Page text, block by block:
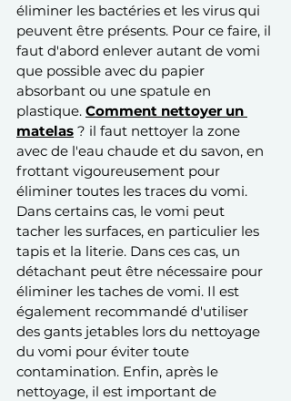
éliminer les bactéries et les virus qui
peuvent être présents. Pour ce faire, il
faut d'abord enlever autant de vomi
que possible avec du papier
absorbant ou une spatule en
plastique. Comment nettoyer un
matelas ? il faut nettoyer la zone
avec de l'eau chaude et du savon, en
frottant vigoureusement pour
éliminer toutes les traces du vomi.
Dans certains cas, le vomi peut
tacher les surfaces, en particulier les
tapis et la literie. Dans ces cas, un
détachant peut être nécessaire pour
éliminer les taches de vomi. Il est
également recommandé d'utiliser
des gants jetables lors du nettoyage
du vomi pour éviter toute
contamination. Enfin, après le
nettoyage, il est important de